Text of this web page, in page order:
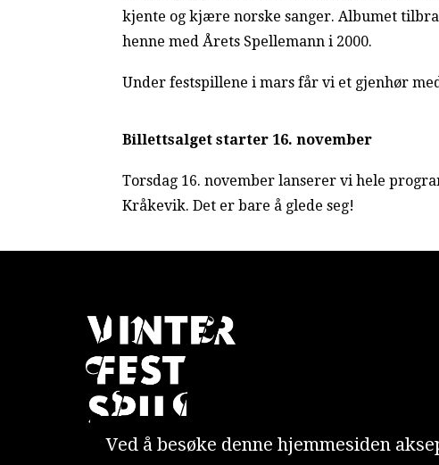
kjente og kjære norske sanger. Albumet
henne med Årets Spellemann i 2000.
Under festspillene i mars får vi et gjenhør
Billettsalget starter 16. november
Torsdag 16. november lanserer vi hele
Kråkevik. Det er bare å glede seg!
Ved å besøke denne hjemmesiden